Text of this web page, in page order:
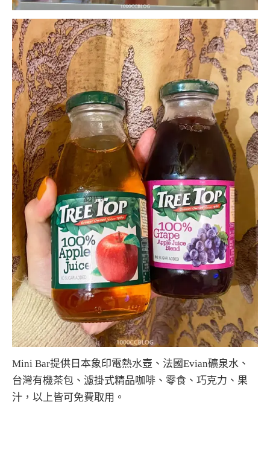
Mini Bar提供日本象印電熱水壺、法國Evian礦泉水、
台灣有機茶包、濾掛式精品咖啡、零食、巧克力、果
汁，以上皆可免費取用。